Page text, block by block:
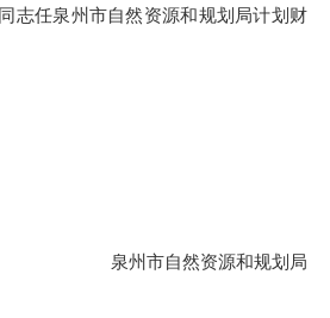
志任泉州市自然资源和规划局计划财
泉州市自然资源和规划局